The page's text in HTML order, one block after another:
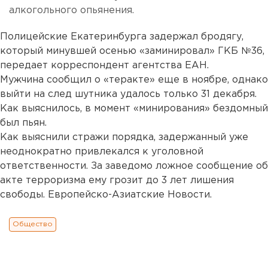
алкогольного опьянения.
Полицейские Екатеринбурга задержал бродягу,
который минувшей осенью «заминировал» ГКБ №36,
передает корреспондент агентства ЕАН.
Мужчина сообщил о «теракте» еще в ноябре, однако
выйти на след шутника удалось только 31 декабря.
Как выяснилось, в момент «минирования» бездомный
был пьян.
Как выяснили стражи порядка, задержанный уже
неоднократно привлекался к уголовной
ответственности. За заведомо ложное сообщение об
акте терроризма ему грозит до 3 лет лишения
свободы. Европейско-Азиатские Новости.
Общество